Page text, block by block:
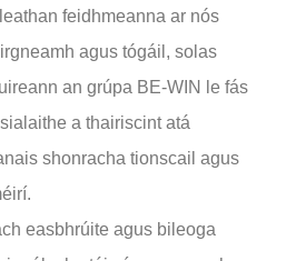
feidhmeanna ar nós
agus tógáil, solas
an grúpa BE-WIN le fás
a thairiscint atá
shonracha tionscail agus
easbhrúite agus bileoga